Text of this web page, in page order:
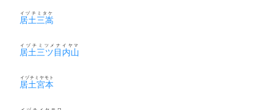
居土三嵩
イヅチミタケ
居土三ツ目内山
イヅチミツメナイヤマ
居土宮本
イヅチミヤモト